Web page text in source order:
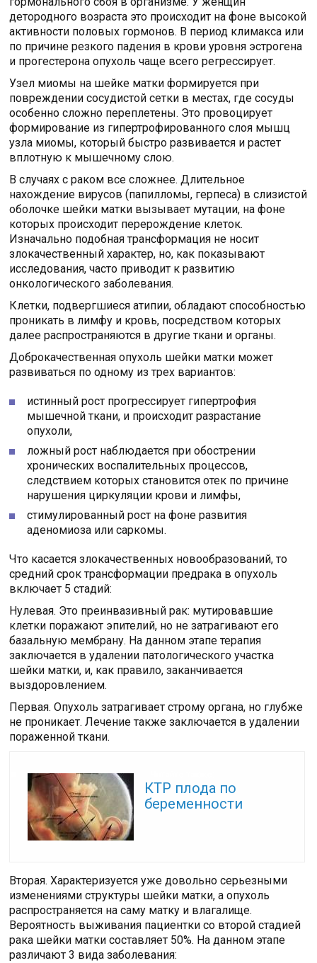
детородного возраста это происходит на фоне высокой
активности половых гормонов. В период климакса или
по причине резкого падения в крови уровня эстрогена
и прогестерона опухоль чаще всего регрессирует.
Узел миомы на шейке матки формируется при
повреждении сосудистой сетки в местах, где сосуды
особенно сложно переплетены. Это провоцирует
формирование из гипертрофированного слоя мышц
узла миомы, который быстро развивается и растет
вплотную к мышечному слою.
В случаях с раком все сложнее. Длительное
нахождение вирусов (папилломы, герпеса) в слизистой
оболочке шейки матки вызывает мутации, на фоне
которых происходит перерождение клеток.
Изначально подобная трансформация не носит
злокачественный характер, но, как показывают
исследования, часто приводит к развитию
онкологического заболевания.
Клетки, подвергшиеся атипии, обладают способностью
проникать в лимфу и кровь, посредством которых
далее распространяются в другие ткани и органы.
Доброкачественная опухоль шейки матки может
развиваться по одному из трех вариантов:
истинный рост прогрессирует гипертрофия
мышечной ткани, и происходит разрастание
опухоли,
ложный рост наблюдается при обострении
хронических воспалительных процессов,
следствием которых становится отек по причине
нарушения циркуляции крови и лимфы,
стимулированный рост на фоне развития
аденомиоза или саркомы.
Что касается злокачественных новообразований, то
средний срок трансформации предрака в опухоль
включает 5 стадий:
Нулевая. Это преинвазивный рак: мутировавшие
клетки поражают эпителий, но не затрагивают его
базальную мембрану. На данном этапе терапия
заключается в удалении патологического участка
шейки матки, и, как правило, заканчивается
выздоровлением.
Первая. Опухоль затрагивает строму органа, но глубже
не проникает. Лечение также заключается в удалении
пораженной ткани.
КТР плода по
беременности
Вторая. Характеризуется уже довольно серьезными
изменениями структуры шейки матки, а опухоль
распространяется на саму матку и влагалище.
Вероятность выживания пациентки со второй стадией
рака шейки матки составляет 50%. На данном этапе
различают 3 вида заболевания: